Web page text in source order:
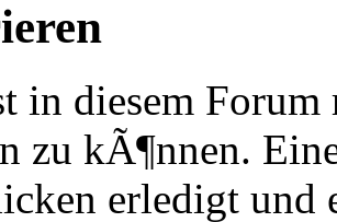
in diesem
zu kÃ¶nnen.
erledigt und